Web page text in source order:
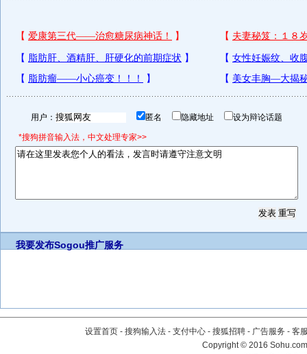
用户： 匿名 隐藏地址 设为辩论话题
*搜狗拼音输入法，中文处理专家>>
我要发布Sogou推广服务
设置首页 - 搜狗输入法 - 支付中心 - 搜狐招聘 - 广告服务 - 客
Copyright©2016